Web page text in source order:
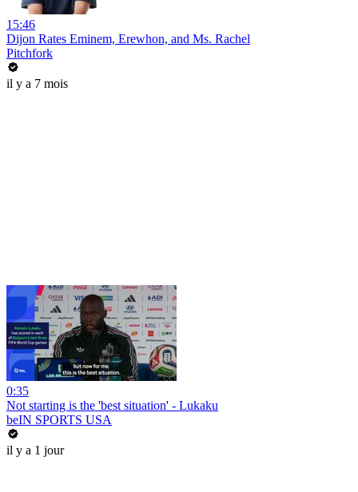
15:46
Dijon Rates Eminem, Erewhon, and Ms. Rachel
Pitchfork
il y a 7 mois
0:35
Not starting is the 'best situation' - Lukaku
beIN SPORTS USA
il y a 1 jour